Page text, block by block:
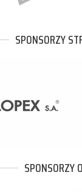
SPONSORZY
SPONSORZY